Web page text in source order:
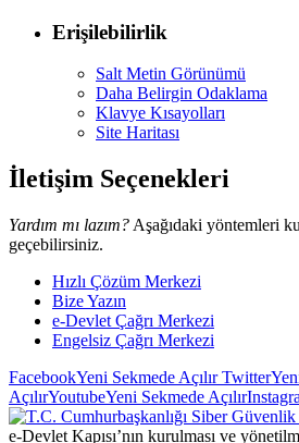
Erişilebilirlik
Salt Metin Görünümü
Daha Belirgin Odaklama
Klavye Kısayolları
Site Haritası
İletişim Seçenekleri
Yardım mı lazım? Aşağıdaki yöntemleri
geçebilirsiniz.
Hızlı Çözüm Merkezi
Bize Yazın
e-Devlet Çağrı Merkezi
Engelsiz Çağrı Merkezi
FacebookYeni Sekmede AçılırTwitter
AçılırYoutubeYeni Sekmede Açılır
e-Devlet Kapısı’nın kurulması ve